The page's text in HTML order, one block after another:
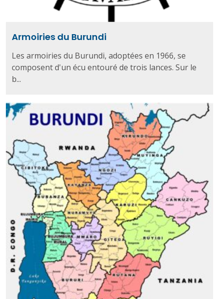
Armoiries du Burundi
Les armoiries du Burundi, adoptées en 1966, se
composent d'un écu entouré de trois lances. Sur le
b...